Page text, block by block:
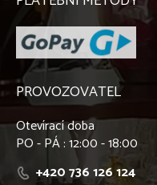
PROVOZOVATEL
Otevírací doba
PO - PÁ : 12:00 - 18:00
+420 736 126 124